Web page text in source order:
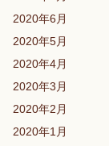
2020年6月
2020年5月
2020年4月
2020年3月
2020年2月
2020年1月